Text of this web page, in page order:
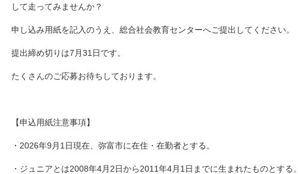
して走ってみませんか？
申し込み用紙を記入のうえ、総合社会教育センターへご提出してください。
提出締め切りは7月31日です。
たくさんのご応募お待ちしております。
【申込用紙注意事項】
・2026年9月1日現在、弥富市に在住・在勤者とする。
・ジュニアとは2008年4月2日から2011年4月1日までに生まれたものとする。